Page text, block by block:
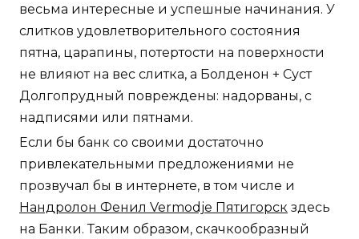
весьма интересные и успешные начинания. У
слитков удовлетворительного состояния
пятна, царапины, потертости на поверхности
не влияют на вес слитка, а Болденон + Суст
Долгопрудный повреждены: надорваны, с
надписями или пятнами.
Если бы банк со своими достаточно
привлекательными предложениями не
прозвучал бы в интернете, в том числе и
Нандролон Фенил Vermodje Пятигорск здесь
на Банки. Таким образом, скачкообразный